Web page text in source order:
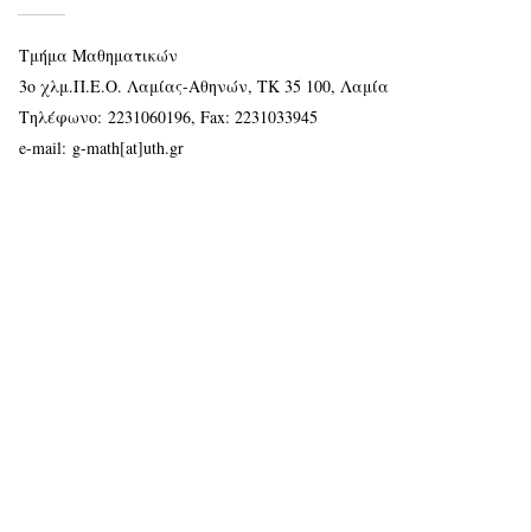
Τμήμα Μαθηματικών
3ο χλμ.Π.Ε.Ο. Λαμίας-Αθηνών, ΤΚ 35 100, Λαμία
Τηλέφωνο: 2231060196, Fax: 2231033945
e-mail: g-math[at]uth.gr